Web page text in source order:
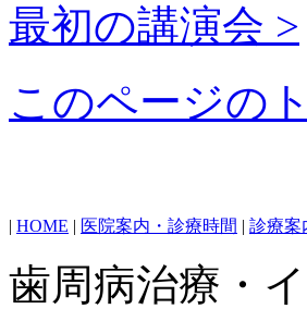
最初の講演会 >
このページの
| HOME | 医院案内・診療時間 | 診療案
歯周病治療・